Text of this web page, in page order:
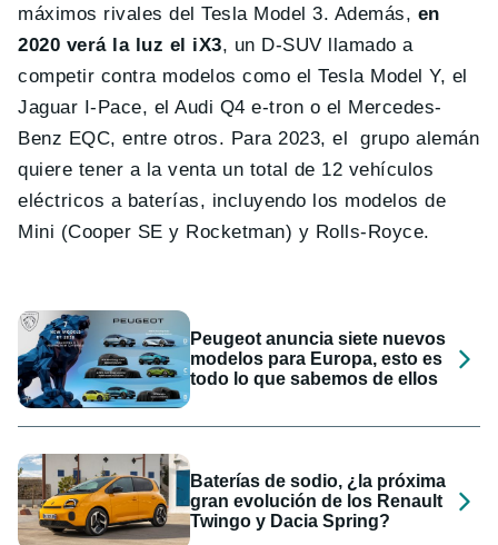
máximos rivales del Tesla Model 3. Además, en
2020 verá la luz el iX3, un D-SUV llamado a
competir contra modelos como el Tesla Model Y, el
Jaguar I-Pace, el Audi Q4 e-tron o el Mercedes-
Benz EQC, entre otros. Para 2023, el grupo alemán
quiere tener a la venta un total de 12 vehículos
eléctricos a baterías, incluyendo los modelos de
Mini (Cooper SE y Rocketman) y Rolls-Royce.
Peugeot anuncia siete nuevos
modelos para Europa, esto es
todo lo que sabemos de ellos
Baterías de sodio, ¿la próxima
gran evolución de los Renault
Twingo y Dacia Spring?